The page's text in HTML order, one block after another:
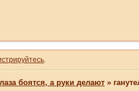
.
боятся, а руки делают »